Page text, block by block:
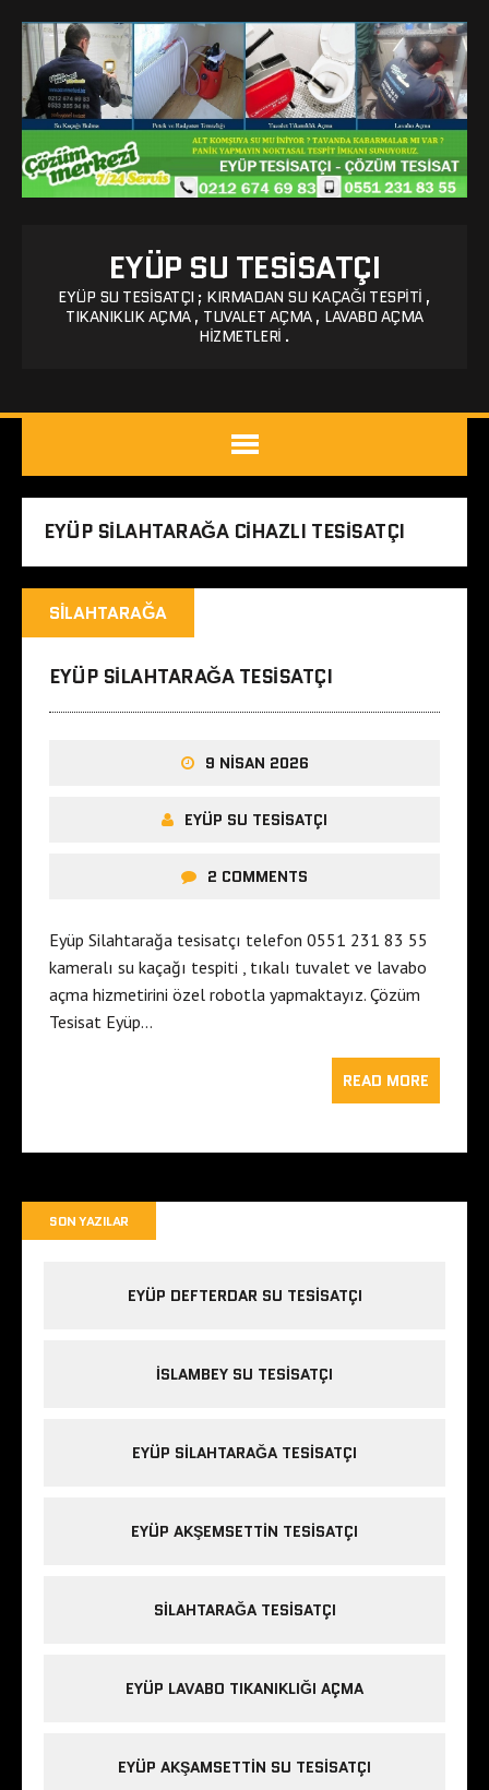
EYÜP SU TESISATÇI
EYÜP SU TESISATÇI ; KIRMADAN SU KAÇAĞI TESPITI ,
TIKANIKLIK AÇMA , TUVALET AÇMA , LAVABO AÇMA
HIZMETLERI .
EYÜP SILAHTARAĞA CIHAZLI TESISATÇI
SILAHTARAĞA
EYÜP SILAHTARAĞA TESISATÇI
9 NISAN 2026
EYÜP SU TESISATÇI
2 COMMENTS
Eyüp Silahtarağa tesisatçı telefon 0551 231 83 55
kameralı su kaçağı tespiti , tıkalı tuvalet ve lavabo
açma hizmetirini özel robotla yapmaktayız. Çözüm
Tesisat Eyüp…
READ MORE
SON YAZILAR
EYÜP DEFTERDAR SU TESISATÇI
İSLAMBEY SU TESISATÇI
EYÜP SILAHTARAĞA TESISATÇI
EYÜP AKŞEMSETTIN TESISATÇI
SILAHTARAĞA TESISATÇI
EYÜP LAVABO TIKANIKLIĞI AÇMA
EYÜP AKŞAMSETTIN SU TESISATÇI